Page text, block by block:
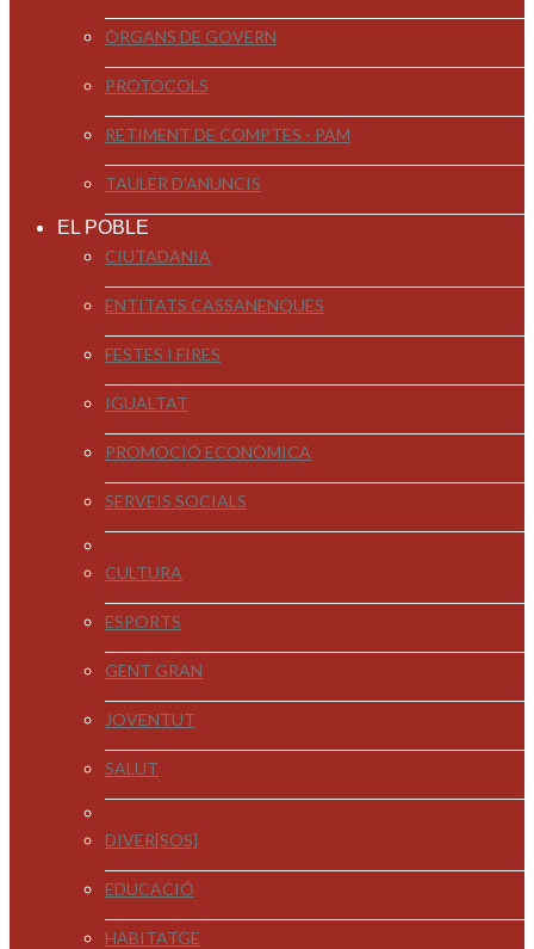
ÒRGANS DE GOVERN
PROTOCOLS
RETIMENT DE COMPTES - PAM
TAULER D'ANUNCIS
EL POBLE
CIUTADANIA
ENTITATS CASSANENQUES
FESTES I FIRES
IGUALTAT
PROMOCIÓ ECONÒMICA
SERVEIS SOCIALS
CULTURA
ESPORTS
GENT GRAN
JOVENTUT
SALUT
DIVER[SOS]
EDUCACIÓ
HABITATGE